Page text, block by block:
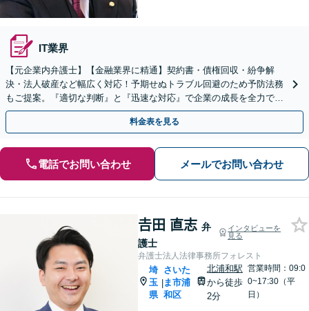
IT業界
【元企業内弁護士】【金融業界に精通】契約書・債権回収・紛争解
決・法人破産など幅広く対応！予期せぬトラブル回避のため予防法務
もご提案。『適切な判断』と『迅速な対応』で企業の成長を全力でサ
ポート【他士業連携】【ワンストップサービスの提供】
料金表を見る
電話でお問い合わせ メールでお問い合わせ
𠮷田 直志 弁
護士
インタビューを
見る
弁護士法人法律事務所フォレスト
埼
玉
県
|
さいた
ま市浦
和区
北浦和駅
から徒歩
2分
営業時間：09:0
0~17:30（平
日）